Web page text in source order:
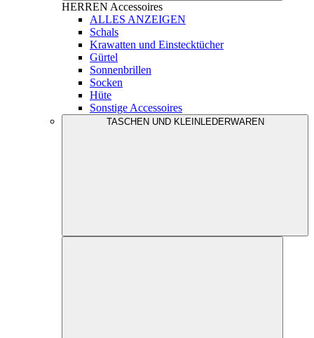
HERREN Accessoires
ALLES ANZEIGEN
Schals
Krawatten und Einstecktücher
Gürtel
Sonnenbrillen
Socken
Hüte
Sonstige Accessoires
TASCHEN UND KLEINLEDERWAREN